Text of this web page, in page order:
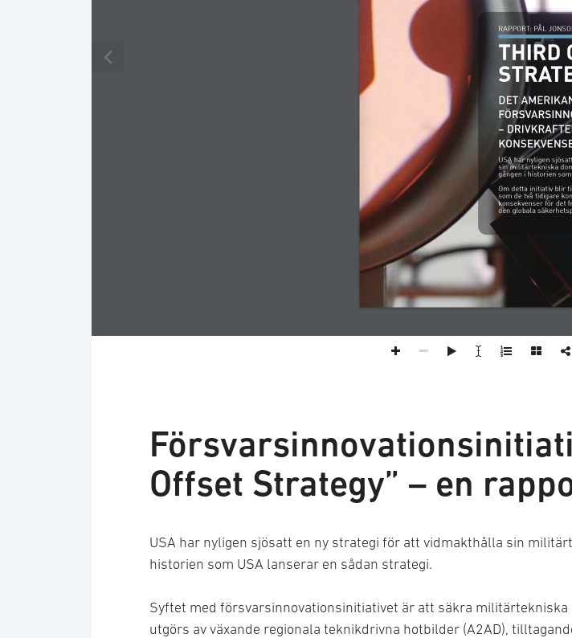
THIRD
RAPPORT: PÅL
DET
–
USA har nyligen
sin militärtekniska
gången i historien
Om detta initiativ blir
som de två tidigare
konsekvenser för det
den globala
Offset Strategy” – en
USA har nyligen sjösatt en ny strategi för att vidmakthålla sin
historien som USA lanserar en sådan strategi.
Syftet med försvarsinnovationsinitiativet är att säkra
utgörs av växande regionala teknikdrivna hotbilder (A2AD),